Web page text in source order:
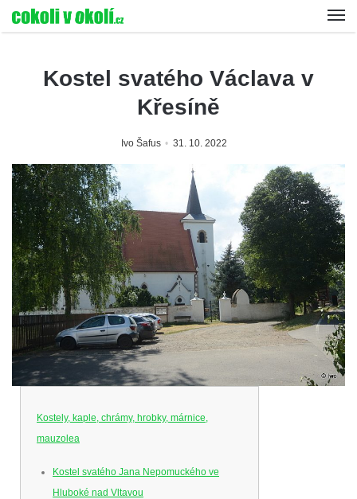
Kostel svatého Václava v
Křesíně
Ivo Šafus 31. 10. 2022
Kostely, kaple, chrámy, hrobky, márnice,
mauzolea
Kostel svatého Jana Nepomuckého ve
Hluboké nad Vltavou